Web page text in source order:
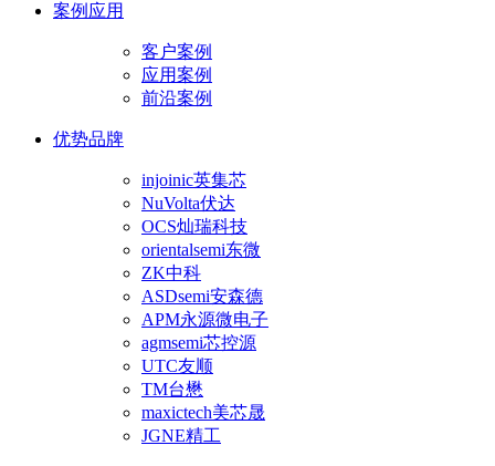
案例应用
客户案例
应用案例
前沿案例
优势品牌
injoinic英集芯
NuVolta伏达
OCS灿瑞科技
orientalsemi东微
ZK中科
ASDsemi安森德
APM永源微电子
agmsemi芯控源
UTC友顺
TM台懋
maxictech美芯晟
JGNE精工